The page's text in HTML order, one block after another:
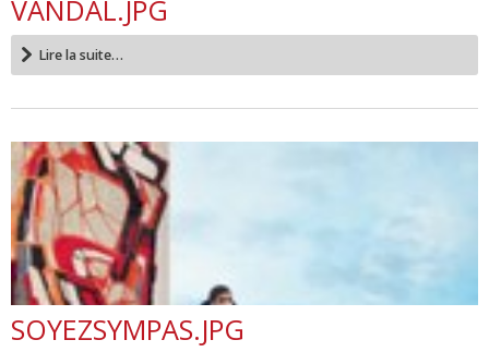
VANDAL.JPG
Lire la suite…
SOYEZSYMPAS.JPG